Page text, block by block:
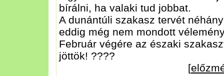
bírálni, ha valaki tud jobbat.
A dunántúli szakasz tervét
eddig még nem mondott
Február végére az északi
jöttök! ????
[